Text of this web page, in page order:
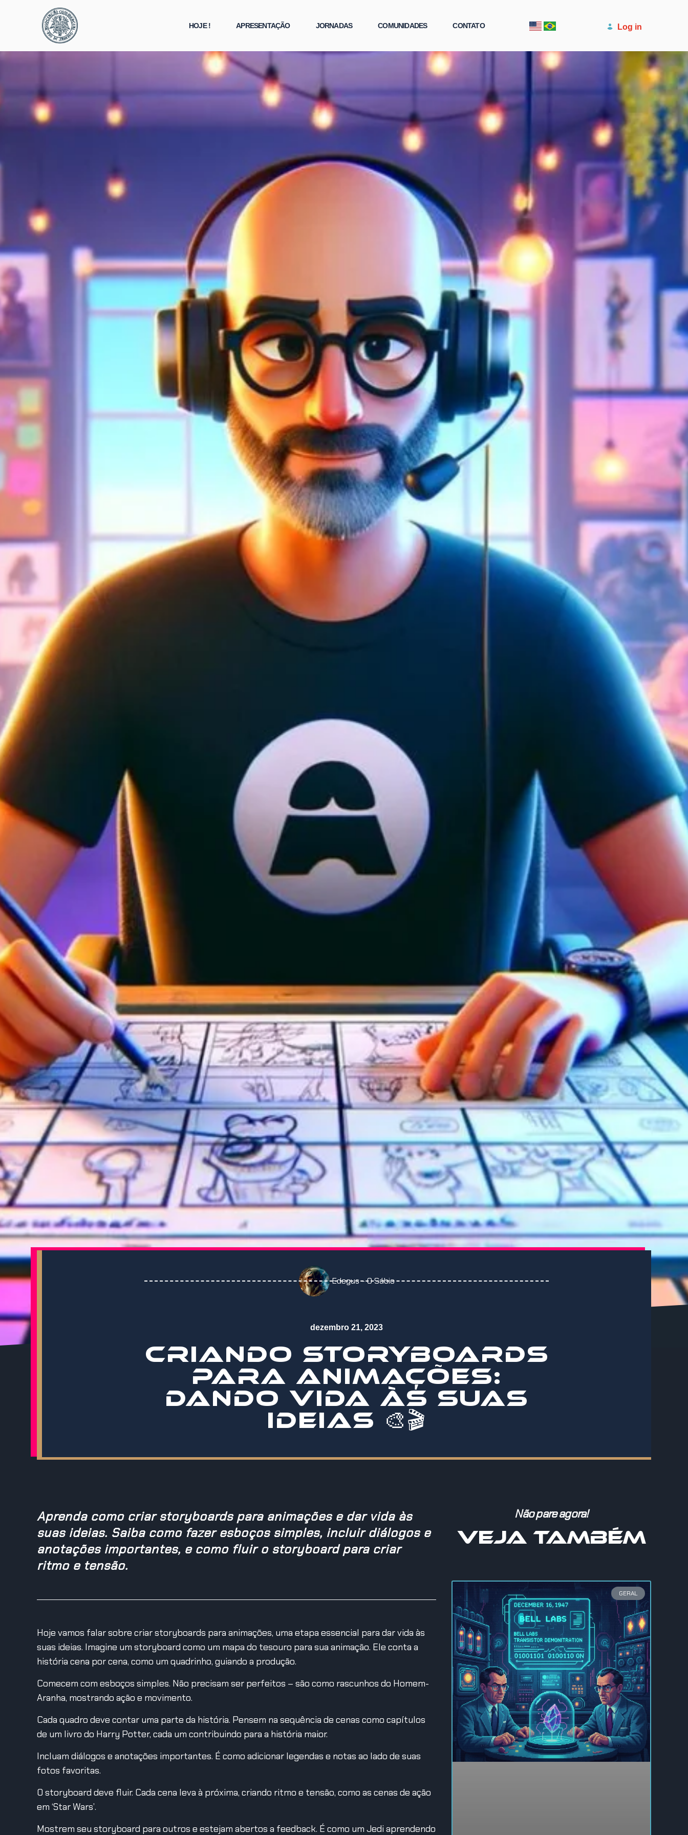
HOJE ! APRESENTAÇÃO JORNADAS COMUNIDADES CONTATO Log in
Edegus - O Sábio
dezembro 21, 2023
CRIANDO STORYBOARDS
PARA ANIMAÇÕES:
DANDO VIDA ÀS SUAS
IDEIAS 🎨🎬
Aprenda como criar storyboards para animações e dar vida às
suas ideias. Saiba como fazer esboços simples, incluir diálogos e
anotações importantes, e como fluir o storyboard para criar
ritmo e tensão.
Hoje vamos falar sobre criar storyboards para animações, uma etapa essencial para dar vida às
suas ideias. Imagine um storyboard como um mapa do tesouro para sua animação. Ele conta a
história cena por cena, como um quadrinho, guiando a produção.
Comecem com esboços simples. Não precisam ser perfeitos – são como rascunhos do Homem-
Aranha, mostrando ação e movimento.
Cada quadro deve contar uma parte da história. Pensem na sequência de cenas como capítulos
de um livro do Harry Potter, cada um contribuindo para a história maior.
Incluam diálogos e anotações importantes. É como adicionar legendas e notas ao lado de suas
fotos favoritas.
O storyboard deve fluir. Cada cena leva à próxima, criando ritmo e tensão, como as cenas de ação
em ‘Star Wars’.
Mostrem seu storyboard para outros e estejam abertos a feedback. É como um Jedi aprendendo
Não pare agora!
VEJA TAMBÉM
GERAL